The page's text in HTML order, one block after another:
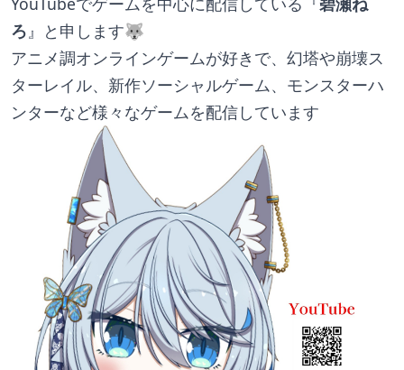
ろ』と申します🐺
アニメ調オンラインゲームが好きで、幻塔や崩壊ス
ターレイル、新作ソーシャルゲーム、モンスターハ
ンターなど様々なゲームを配信しています